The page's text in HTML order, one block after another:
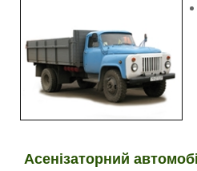
Асенізаторний